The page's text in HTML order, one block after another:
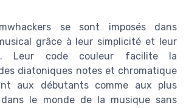
se sont imposés dans
grâce à leur simplicité et leur
Leur code couleur facilite la
diatoniques notes et chromatique
aux débutants comme aux plus
dans le monde de la musique sans